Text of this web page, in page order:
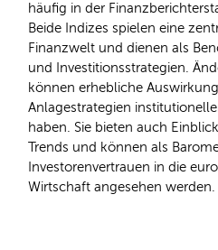
häufig in der
Beide Indizes spielen eine
Finanzwelt und dienen als
und Investitionsstrategien.
können erhebliche
Anlagestrategien
haben. Sie bieten auch
Trends und können als
Investorenvertrauen in die
Wirtschaft angesehen werden.